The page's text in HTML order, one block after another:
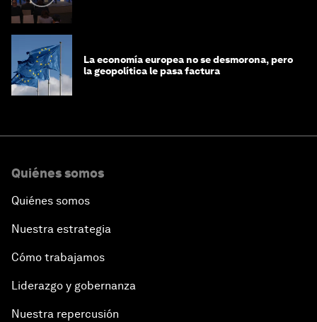
La economía europea no se desmorona, pero
la geopolítica le pasa factura
Quiénes somos
Quiénes somos
Nuestra estrategia
Cómo trabajamos
Liderazgo y gobernanza
Nuestra repercusión